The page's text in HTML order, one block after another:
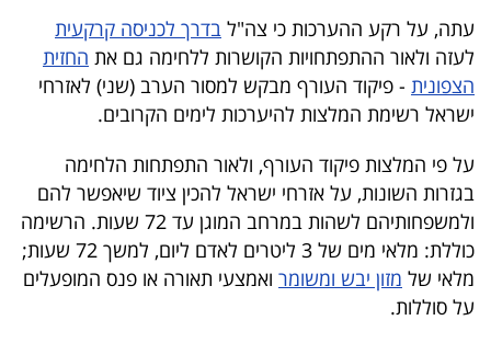
הכלכלי
פודקאסט
UNDER
40
שיתופי
עתה, על רקע ההערכות כי צה"ל בדרך לכניסה קרקעית
לעזה ולאור ההתפתחויות הקושרות ללחימה גם את החזית
הצפונית - פיקוד העורף מבקש למסור הערב (שני) לאזרחי
ישראל רשימת המלצות להיערכות לימים הקרובים.
על פי המלצות פיקוד העורף, ולאור התפתחות הלחימה
בגזרות השונות, על אזרחי ישראל להכין ציוד שיאפשר להם
ולמשפחותיהם לשהות במרחב המוגן עד 72 שעות. הרשימה
כוללת: מלאי מים של 3 ליטרים לאדם ליום, למשך 72 שעות;
מלאי של מזון יבש ומשומר ואמצעי תאורה או פנס המופעלים
על סוללות.